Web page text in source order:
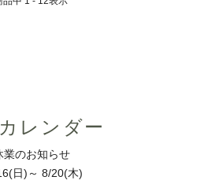
レンダー
業のお知らせ
日)～ 8/20(木)